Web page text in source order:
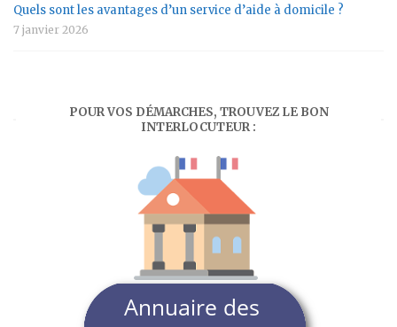
Quels sont les avantages d’un service d’aide à domicile ?
7 janvier 2026
POUR VOS DÉMARCHES, TROUVEZ LE BON
INTERLOCUTEUR :